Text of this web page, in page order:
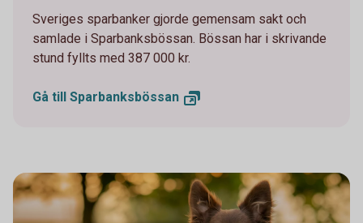
Sveriges sparbanker gjorde gemensam sakt och
samlade i Sparbanksbössan. Bössan har i skrivande
stund fyllts med 387 000 kr.
Gå till Sparbanksbössan